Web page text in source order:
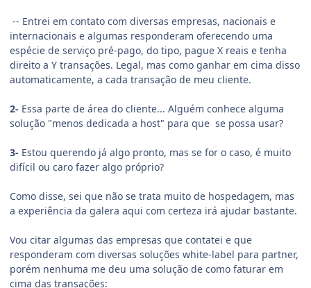
-- Entrei em contato com diversas empresas, nacionais e
internacionais e algumas responderam oferecendo uma
espécie de serviço pré-pago, do tipo, pague X reais e tenha
direito a Y transações. Legal, mas como ganhar em cima disso
automaticamente, a cada transação de meu cliente.
2- Essa parte de área do cliente... Alguém conhece alguma
solução "menos dedicada a host" para que se possa usar?
3- Estou querendo já algo pronto, mas se for o caso, é muito
difícil ou caro fazer algo próprio?
Como disse, sei que não se trata muito de hospedagem, mas
a experiência da galera aqui com certeza irá ajudar bastante.
Vou citar algumas das empresas que contatei e que
responderam com diversas soluções white-label para partner,
porém nenhuma me deu uma solução de como faturar em
cima das transações: